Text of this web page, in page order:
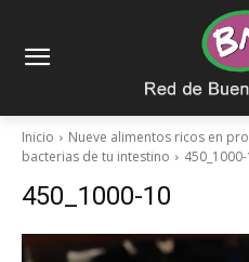
Inicio
Nueve alimentos ricos en
bacterias de tu intestino
450_1000-10